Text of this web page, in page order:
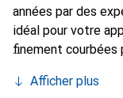
années par des
idéal pour votre
finement courbées
smartphone. La
Afficher plus